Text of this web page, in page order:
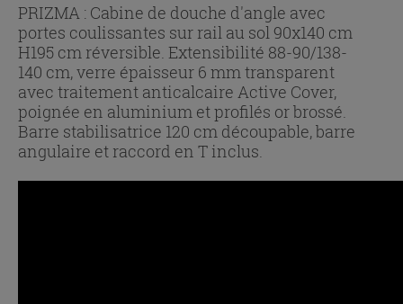
PRIZMA : Cabine de douche d'angle avec
portes coulissantes sur rail au sol 90x140 cm
H195 cm réversible. Extensibilité 88-90/138-
140 cm, verre épaisseur 6 mm transparent
avec traitement anticalcaire Active Cover,
poignée en aluminium et profilés or brossé.
Barre stabilisatrice 120 cm découpable, barre
angulaire et raccord en T inclus.